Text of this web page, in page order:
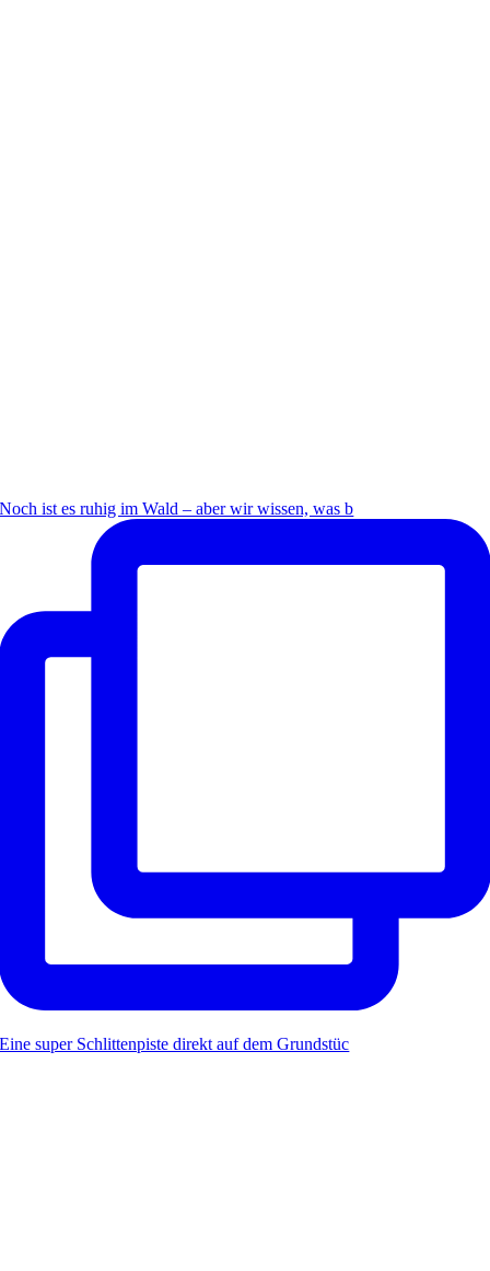
Noch ist es ruhig im Wald – aber wir wissen, was b
Eine super Schlittenpiste direkt auf dem Grundstüc